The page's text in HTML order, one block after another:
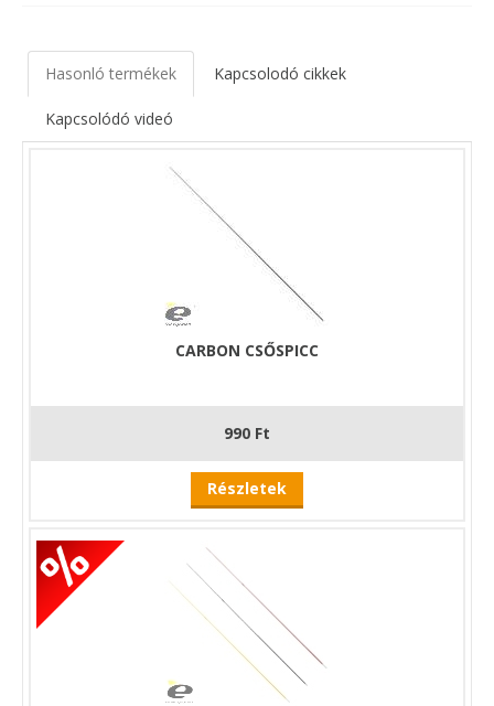
Hasonló termékek Kapcsolodó cikkek
Kapcsolódó videó
CARBON CSŐSPICC
990 Ft
Részletek